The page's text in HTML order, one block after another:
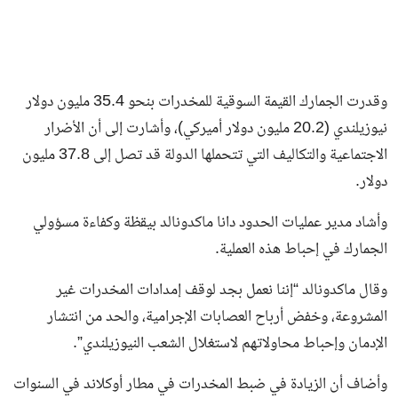
وقدرت الجمارك القيمة السوقية للمخدرات بنحو 35.4 مليون دولار
نيوزيلندي (20.2 مليون دولار أميركي)، وأشارت إلى أن الأضرار
الاجتماعية والتكاليف التي تتحملها الدولة قد تصل إلى 37.8 مليون
دولار.
وأشاد مدير عمليات الحدود دانا ماكدونالد بيقظة وكفاءة مسؤولي
الجمارك في إحباط هذه العملية.
وقال ماكدونالد “إننا نعمل بجد لوقف إمدادات المخدرات غير
المشروعة، وخفض أرباح العصابات الإجرامية، والحد من انتشار
الإدمان وإحباط محاولاتهم لاستغلال الشعب النيوزيلندي”.
وأضاف أن الزيادة في ضبط المخدرات في مطار أوكلاند في السنوات